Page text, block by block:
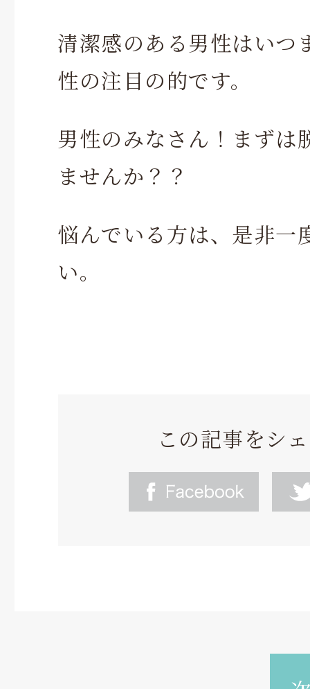
清潔感のある男性はいつ
性の注目の的です。
男性のみなさん！まずは
ませんか？？
悩んでいる方は、是非一
い。
この記事をシ